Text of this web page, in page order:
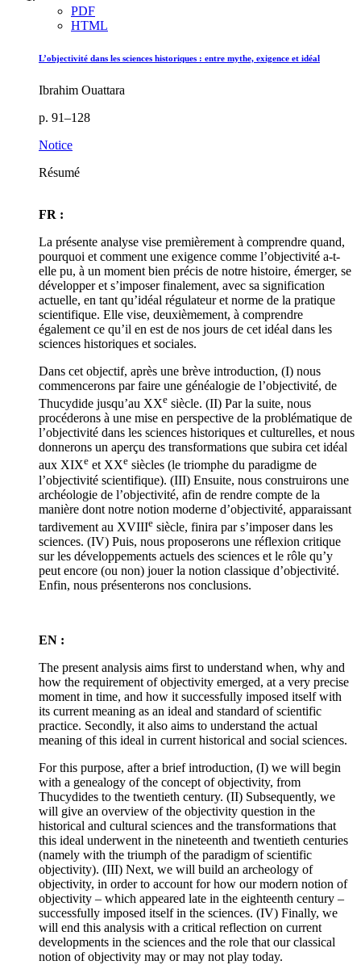
PDF
HTML
L’objectivité dans les sciences historiques : entre mythe, exigence et idéal
Ibrahim Ouattara
p. 91–128
Notice
Résumé
FR :
La présente analyse vise premièrement à comprendre quand,
pourquoi et comment une exigence comme l’objectivité a-t-
elle pu, à un moment bien précis de notre histoire, émerger, se
développer et s’imposer finalement, avec sa signification
actuelle, en tant qu’idéal régulateur et norme de la pratique
scientifique. Elle vise, deuxièmement, à comprendre
également ce qu’il en est de nos jours de cet idéal dans les
sciences historiques et sociales.
Dans cet objectif, après une brève introduction, (I) nous
commencerons par faire une généalogie de l’objectivité, de
Thucydide jusqu’au XXe siècle. (II) Par la suite, nous
procéderons à une mise en perspective de la problématique de
l’objectivité dans les sciences historiques et culturelles, et nous
donnerons un aperçu des transformations que subira cet idéal
aux XIXe et XXe siècles (le triomphe du paradigme de
l’objectivité scientifique). (III) Ensuite, nous construirons une
archéologie de l’objectivité, afin de rendre compte de la
manière dont notre notion moderne d’objectivité, apparaissant
tardivement au XVIIIe siècle, finira par s’imposer dans les
sciences. (IV) Puis, nous proposerons une réflexion critique
sur les développements actuels des sciences et le rôle qu’y
peut encore (ou non) jouer la notion classique d’objectivité.
Enfin, nous présenterons nos conclusions.
EN :
The present analysis aims first to understand when, why and
how the requirement of objectivity emerged, at a very precise
moment in time, and how it successfully imposed itself with
its current meaning as an ideal and standard of scientific
practice. Secondly, it also aims to understand the actual
meaning of this ideal in current historical and social sciences.
For this purpose, after a brief introduction, (I) we will begin
with a genealogy of the concept of objectivity, from
Thucydides to the twentieth century. (II) Subsequently, we
will give an overview of the objectivity question in the
historical and cultural sciences and the transformations that
this ideal underwent in the nineteenth and twentieth centuries
(namely with the triumph of the paradigm of scientific
objectivity). (III) Next, we will build an archeology of
objectivity, in order to account for how our modern notion of
objectivity – which appeared late in the eighteenth century –
successfully imposed itself in the sciences. (IV) Finally, we
will end this analysis with a critical reflection on current
developments in the sciences and the role that our classical
notion of objectivity may or may not play today.